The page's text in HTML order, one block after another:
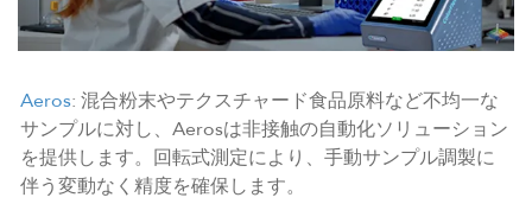
Aeros: 混合粉末やテクスチャード食品原料など不均一な
サンプルに対し、Aerosは非接触の自動化ソリューション
を提供します。回転式測定により、手動サンプル調製に
伴う変動なく精度を確保します。